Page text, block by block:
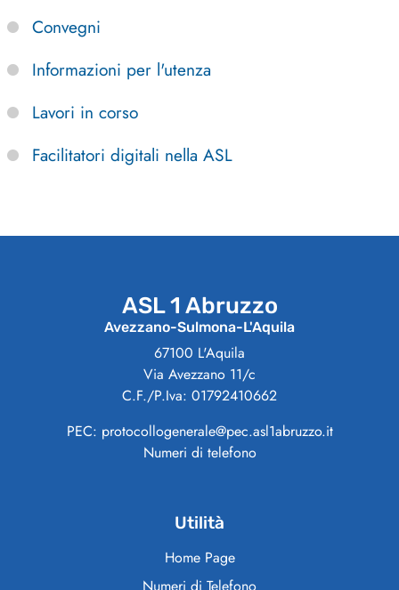
Convegni
Informazioni per l'utenza
Lavori in corso
Facilitatori digitali nella ASL
ASL 1 Abruzzo
Avezzano-Sulmona-L'Aquila
67100 L'Aquila
Via Avezzano 11/c
C.F./P.Iva: 01792410662
PEC: protocollogenerale@pec.asl1abruzzo.it
Numeri di telefono
Utilità
Home Page